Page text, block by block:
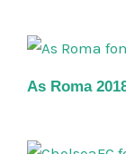
As Roma